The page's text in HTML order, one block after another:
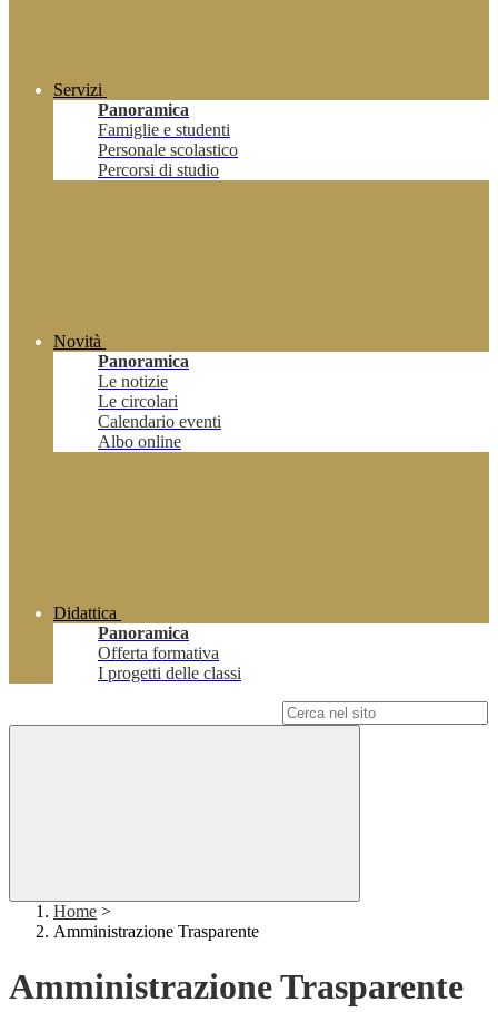
Servizi
Panoramica
Famiglie e studenti
Personale scolastico
Percorsi di studio
Novità
Panoramica
Le notizie
Le circolari
Calendario eventi
Albo online
Didattica
Panoramica
Offerta formativa
I progetti delle classi
Home >
Amministrazione Trasparente
Amministrazione Trasparente